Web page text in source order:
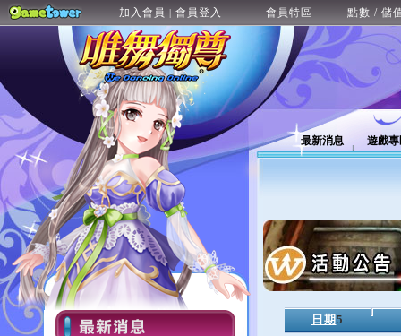
加入會員 | 會員登入 會員特區 點數 / 儲
最新消息 遊戲
日期 5